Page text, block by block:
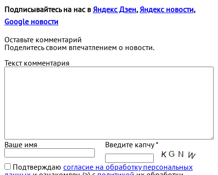
Подписывайтесь на нас в Яндекс Дзен, Яндекс новости,
Google новости
Оставьте комментарий
Поделитесь своим впечатлением о новости.
Текст комментария
Ваше имя Введите капчу *
Подтверждаю согласие на обработку персональных